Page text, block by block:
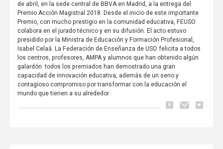
de abril, en la sede central de BBVA en Madrid, a la entrega del
Premio Acción Magistral 2018. Desde el inicio de este importante
Premio, con mucho prestigio en la comunidad educativa, FEUSO
colabora en el jurado técnico y en su difusión. El acto estuvo
presidido por la Ministra de Educación y Formación Profesional,
Isabel Celaá. La Federación de Enseñanza de USO felicita a todos
los centros, profesores, AMPA y alumnos que han obtenido algún
galardón: todos los premiados han demostrado una gran
capacidad de innovación educativa, además de un serio y
contagioso compromiso por transformar con la educación el
mundo que tienen a su alrededor.